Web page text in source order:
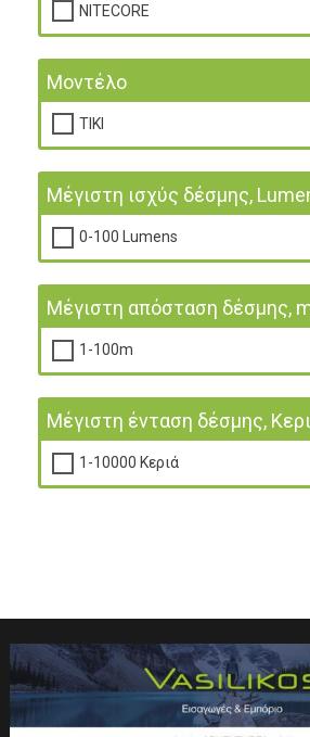
NITECORE
Μοντέλο
TIKI
Μέγιστη ισχύς δέσμης,
0-100 Lumens
Μέγιστη απόσταση δέσμης,
1-100m
Μέγιστη ένταση δέσμης,
1-10000 Κεριά